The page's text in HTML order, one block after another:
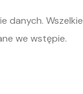
we wstępie.